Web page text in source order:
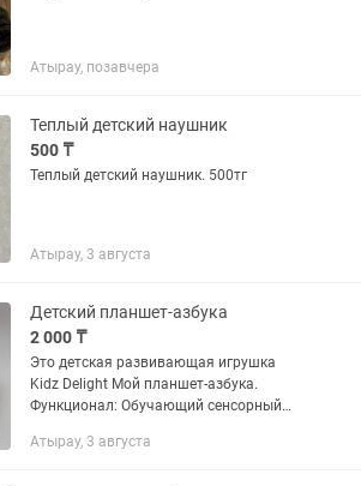
Атырау, позавчера
Теплый детский наушник
500 ₸
Теплый детский наушник. 500тг
Атырау, 3 августа
Детский планшет-азбука
2 000 ₸
Это детская развивающая игрушка
Kidz Delight Мой планшет-азбука.
Функционал: Обучающий сенсорный
звуковыми эффектами и обучающими
Атырау, 3 августа